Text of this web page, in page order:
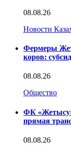
08.08.26
Новости
Фермеры
коров:
08.08.26
Общество
ФК
прямая
08.08.26